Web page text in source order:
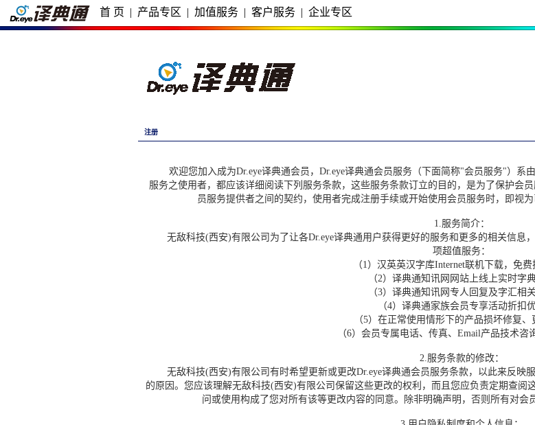
首 页 | 产品专区 | 加值服务 | 客户服务 | 企业专区
注册
欢迎您加入成为Dr.eye译典通会员，Dr.eye译典通会员服务（下面简称"会员服务"）系
服务之使用者，都应该详细阅读下列服务条款，这些服务条款订立的目的，是为了保护会
员服务提供者之间的契约，使用者完成注册手续或开始使用会员服务时，即视
1.服务简介：
无敌科技(西安)有限公司为了让各Dr.eye译典通用户获得更好的服务和更多的相关信息
项超值服务：
（1）汉英英汉字库Internet联机下载，免
（2）译典通知讯网网站上线上实时字
（3）译典通知讯网专人回复及字汇相
（4）译典通家族会员专享活动折扣
（5）在正常使用情形下的产品损坏修复、
（6）会员专属电话、传真、Email产品技术咨
2.服务条款的修改：
无敌科技(西安)有限公司有时希望更新或更改Dr.eye译典通会员服务条款，以此来反映
的原因。您应该理解无敌科技(西安)有限公司保留这些更改的权利，而且您应负责定期查
问或使用构成了您对所有该等更改内容的同意。除非明确声明，否则所有对会